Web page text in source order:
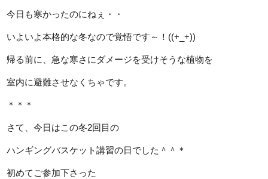
今日も寒かったのにねぇ・・
いよいよ本格的な冬なので覚悟です～！((+_+))
帰る前に、急な寒さにダメージを受けそうな植物を
室内に避難させなくちゃです。
＊＊＊
さて、今日はこの冬2回目の
ハンギングバスケット講習の日でした＾＾＊
初めてご参加下さった